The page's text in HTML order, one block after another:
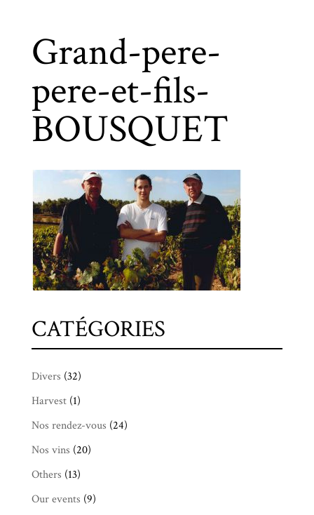
Grand-pere-
pere-et-fils-
BOUSQUET
CATÉGORIES
Divers (32)
Harvest(1)
Nos rendez-vous (24)
Nos vins (20)
Others (13)
Our events (9)